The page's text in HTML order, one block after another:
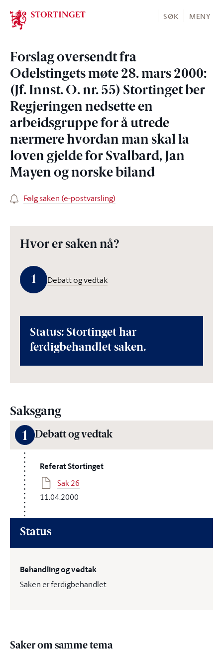
Stortinget.no
SØK MENY
Forslag oversendt fra
Odelstingets møte 28. mars 2000:
(Jf. Innst. O. nr. 55) Stortinget ber
Regjeringen nedsette en
arbeidsgruppe for å utrede
nærmere hvordan man skal la
loven gjelde for Svalbard, Jan
Mayen og norske biland
Følg saken (e-postvarsling)
Hvor er saken nå?
1 Debatt og vedtak
Status: Stortinget har
ferdigbehandlet saken.
Saksgang
1 Debatt og vedtak
Referat Stortinget
Sak 26
11.04.2000
Status
Behandling og vedtak
Saken er ferdigbehandlet
Saker om samme tema